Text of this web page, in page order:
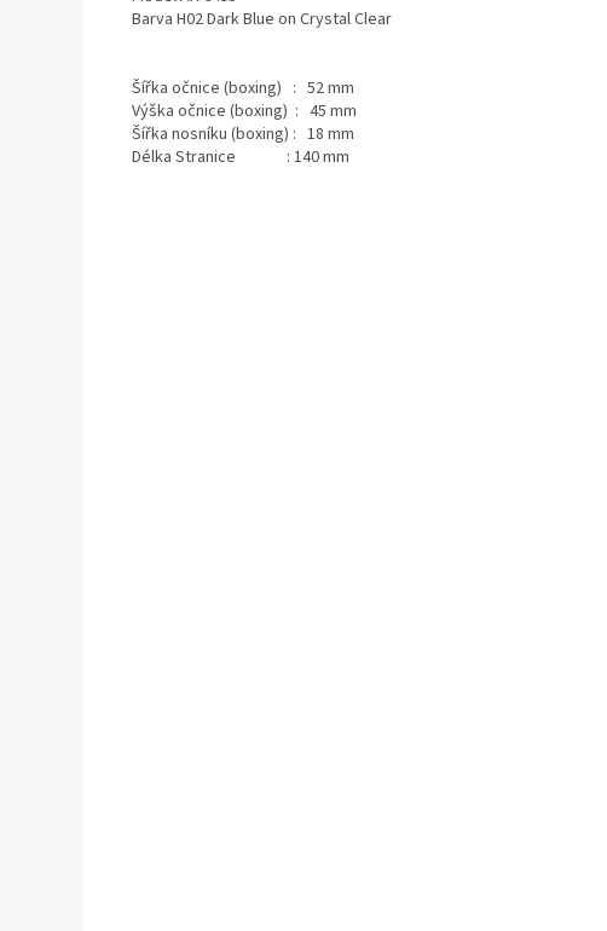
Barva H02 Dark Blue on Crystal Clear
Šířka očnice (boxing) : 52 mm
Výška očnice (boxing) : 45 mm
Šířka nosníku (boxing) : 18 mm
Délka Stranice : 140 mm